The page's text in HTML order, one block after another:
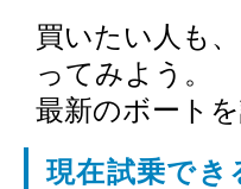
買いたい人も
ってみよう。
最新のボート
現在試乗でき